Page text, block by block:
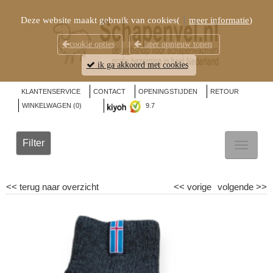
KLANTENSERVICE CONTACT OPENINGSTIJDEN
RETOUR
WINKELWAGEN (0) 9.7
Filter
<< terug naar overzicht volgende >>
<< vorige
Deze website maakt gebruik van cookies( meer informatie)
cookie opties later opnieuw tonen
ik ga akkoord met cookies